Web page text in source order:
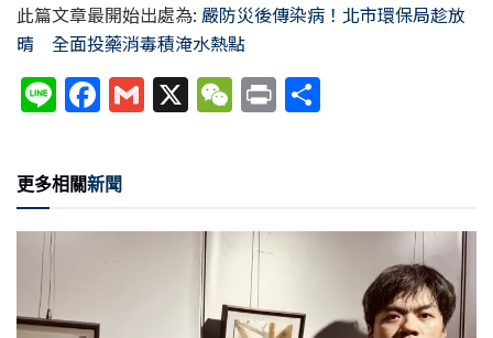
此篇文章最開始出處為: 嚴防災後傳染病！北市環保局趁放
晴 全面投藥消毒積淹水熱點
Li
n
e
F
a
c
e
b
o
G
m
X W
e
at
P
ri
更多相關新聞